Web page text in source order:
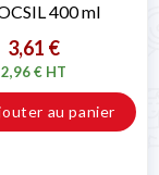
400 ml
3,61 €
2,96 € HT
au panier